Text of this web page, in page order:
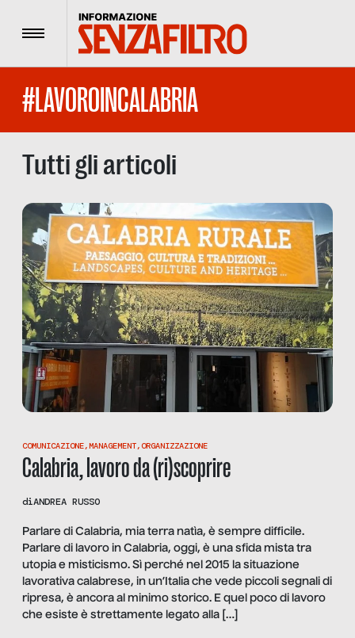
Menu
#LAVOROINCALABRIA
Tutti gli articoli
COMUNICAZIONE,MANAGEMENT,ORGANIZZAZIONE
Calabria, lavoro da (ri)scoprire
diANDREA RUSSO
Parlare di Calabria, mia terra natìa, è sempre difficile.
Parlare di lavoro in Calabria, oggi, è una sfida mista tra
utopia e misticismo. Sì perché nel 2015 la situazione
lavorativa calabrese, in un’Italia che vede piccoli segnali di
ripresa, è ancora al minimo storico. E quel poco di lavoro
che esiste è strettamente legato alla […]